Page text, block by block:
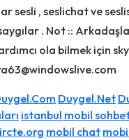
sesli , seslichat ve
. Not ::
ola bilmek
Duygel.Net
istanbul mobil
mobil chat